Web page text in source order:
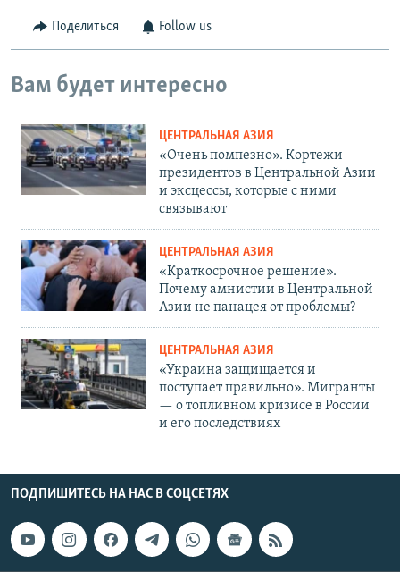
Поделиться Follow us
Вам будет интересно
ЦЕНТРАЛЬНАЯ АЗИЯ
«Очень помпезно». Кортежи
президентов в Центральной Азии
и эксцессы, которые с ними
связывают
ЦЕНТРАЛЬНАЯ АЗИЯ
«Краткосрочное решение».
Почему амнистии в Центральной
Азии не панацея от проблемы?
ЦЕНТРАЛЬНАЯ АЗИЯ
«Украина защищается и
поступает правильно». Мигранты
— о топливном кризисе в России
и его последствиях
ПОДПИШИТЕСЬ НА НАС В СОЦСЕТЯХ